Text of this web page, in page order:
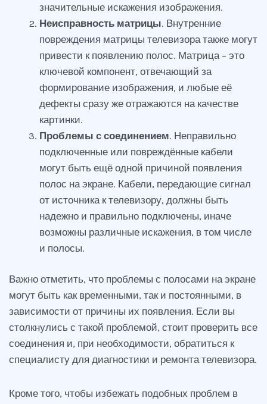
значительные искажения изображения.
Неисправность матрицы. Внутренние
повреждения матрицы телевизора также могут
привести к появлению полос. Матрица – это
ключевой компонент, отвечающий за
формирование изображения, и любые её
дефекты сразу же отражаются на качестве
картинки.
Проблемы с соединением. Неправильно
подключенные или повреждённые кабели
могут быть ещё одной причиной появления
полос на экране. Кабели, передающие сигнал
от источника к телевизору, должны быть
надежно и правильно подключены, иначе
возможны различные искажения, в том числе
и полосы.
Важно отметить, что проблемы с полосами на экране
могут быть как временными, так и постоянными, в
зависимости от причины их появления. Если вы
столкнулись с такой проблемой, стоит проверить все
соединения и, при необходимости, обратиться к
специалисту для диагностики и ремонта телевизора.
Кроме того, чтобы избежать подобных проблем в